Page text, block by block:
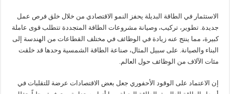
الاستثمار في الطاقة البديلة يحفز النمو الاقتصادي من خلال خلق فرص عمل
جديدة. تطوير، تركيب، وصيانة مشروعات الطاقة المتجددة تتطلب قوى عاملة
كبيرة، مما ينتج عنه زيادة في الوظائف في مختلف القطاعات من الهندسة إلى
البناء والصيانة. على سبيل المثال، صناعة الطاقة الشمسية وحدها قد خلقت
مئات الآلاف من الوظائف حول العالم.
إن الاعتماد على الوقود الأحفوري جعل بعض الاقتصادات عرضة للتقلبات في